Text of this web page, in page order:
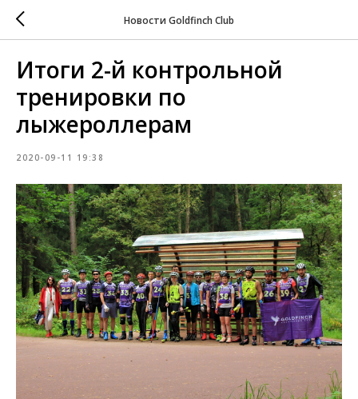
Новости Goldfinch Club
Итоги 2-й контрольной
тренировки по
лыжероллерам
2020-09-11 19:38